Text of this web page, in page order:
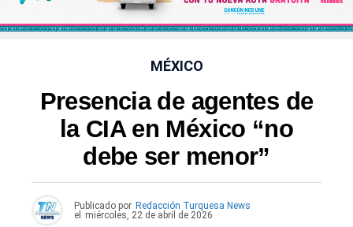
MÉXICO
Presencia de agentes de
la CIA en México “no
debe ser menor”
Publicado por Redacción Turquesa News
el
miércoles, 22 de abril de 2026